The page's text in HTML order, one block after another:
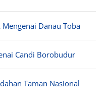
Danau Toba
Candi Borobudur
Taman Nasional